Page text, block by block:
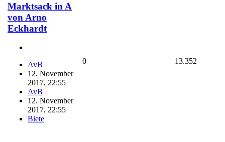
Marktsack in A
von Arno
Eckhardt
AvB
12. November
2017, 22:55
AvB
12. November
2017, 22:55
Biete
0 13.352